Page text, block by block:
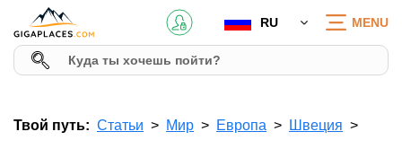
RU MENU
Твой путь: Статьи Мир Европа Швеция